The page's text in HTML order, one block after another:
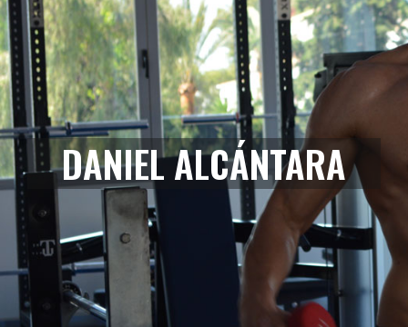
DANIEL ALCÁNTARA